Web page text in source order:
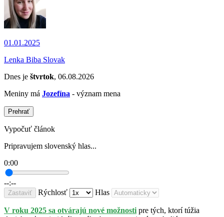
01.01.2025
Lenka Biba Slovak
Dnes je štvrtok, 06.08.2026
Meniny má Jozefína - význam mena
Prehrať
Vypočuť článok
Pripravujem slovenský hlas...
0:00
--:--
Zastaviť Rýchlosť Hlas
V roku 2025 sa otvárajú nové možnostipre tých, ktorí túžia